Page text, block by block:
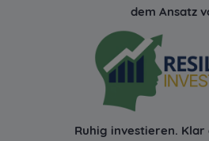
dem Ansatz
Ruhig investieren. Klar